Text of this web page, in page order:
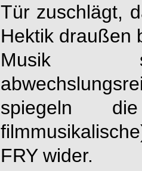
Tür zuschlägt,
Hektik draußen
Musik
spiegeln
FRYwider.